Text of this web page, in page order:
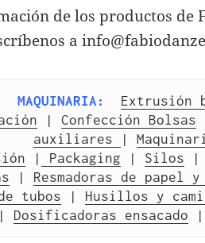
de los productos de
a
MAQUINARIA:
Extrusión
| Confección Bolsas
auxiliares
|
| Packaging | Silos |
| Resmadoras de papel
tubos | Husillos y
Dosificadoras ensacado |